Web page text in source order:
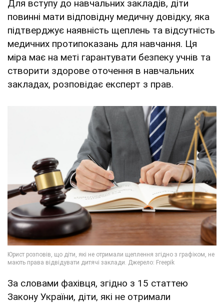
Для вступу до навчальних закладів, діти
повинні мати відповідну медичну довідку, яка
підтверджує наявність щеплень та відсутність
медичних протипоказань для навчання. Ця
міра має на меті гарантувати безпеку учнів та
створити здорове оточення в навчальних
закладах, розповідає експерт з прав.
За словами фахівця, згідно з 15 статтею
Закону України, діти, які не отримали